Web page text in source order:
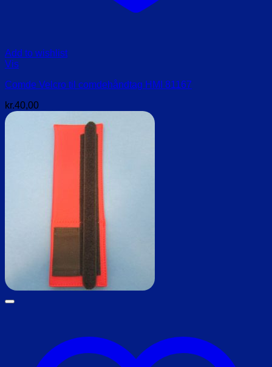
Add to wishlist
Vis
Comde Velcro til comdehåndtag HMI 81167
kr.40,00